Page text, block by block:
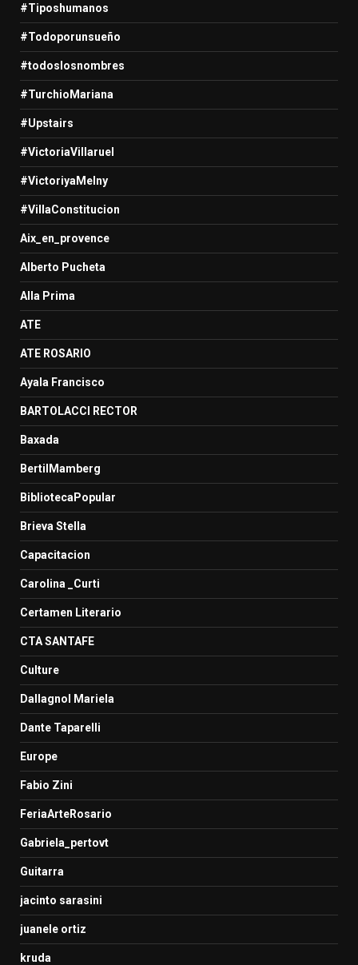
#Tiposhumanos
#Todoporunsueño
#todoslosnombres
#TurchioMariana
#Upstairs
#VictoriaVillaruel
#VictoriyaMelny
#VillaConstitucion
Aix_en_provence
Alberto Pucheta
Alla Prima
ATE
ATE ROSARIO
Ayala Francisco
BARTOLACCI RECTOR
Baxada
BertilMamberg
BibliotecaPopular
Brieva Stella
Capacitacion
Carolina _Curti
Certamen Literario
CTA SANTAFE
Culture
Dallagnol Mariela
Dante Taparelli
Europe
Fabio Zini
FeriaArteRosario
Gabriela_pertovt
Guitarra
jacinto sarasini
juanele ortiz
kruda